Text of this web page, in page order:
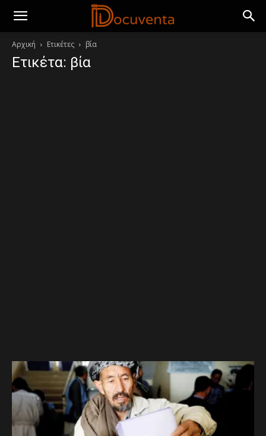
Αρχική Ετικέτες βία
Ετικέτα: βία